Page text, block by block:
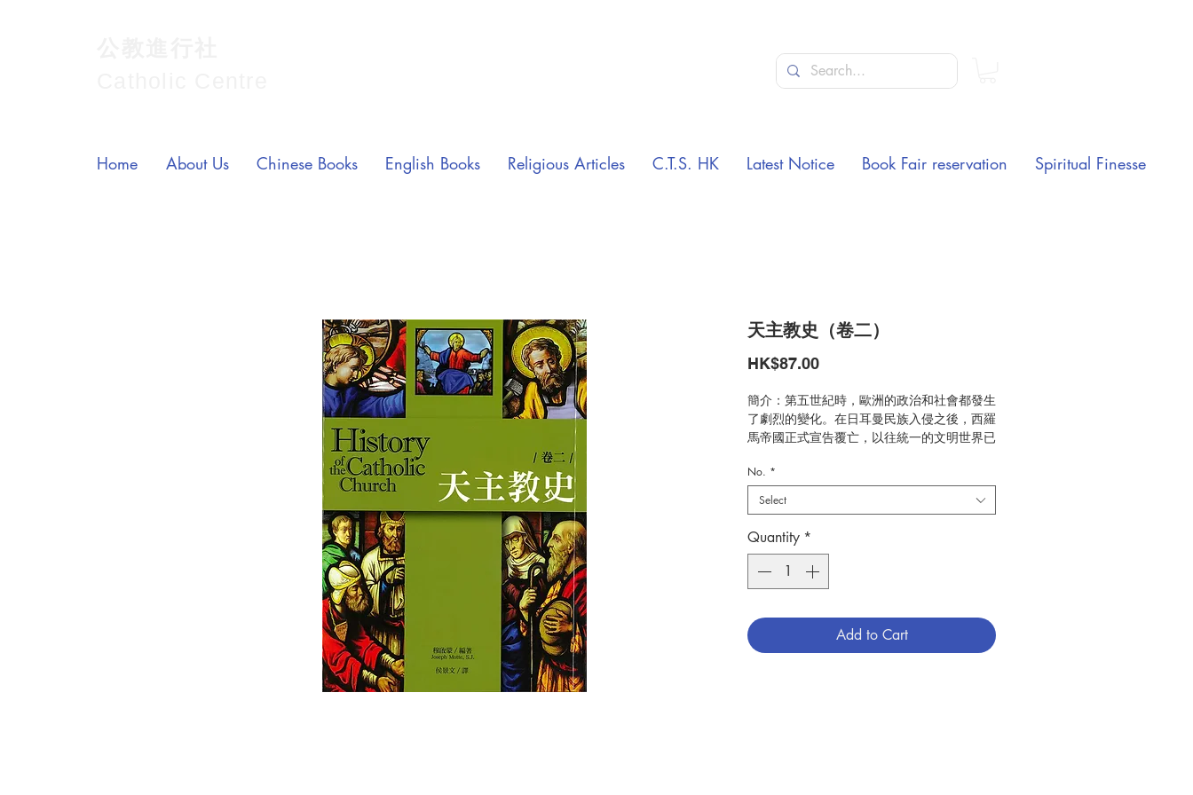
天主教史（卷二）
HK$87.00Price
簡介：第五世紀時，歐洲的政治和社會都發生
了劇烈的變化。在日耳曼民族入侵之後，西羅
馬帝國正式宣告覆亡，以往統一的文明世界已
量。教會精神滲透了人民的私人生活和公共領
域，成為歐洲一致的精神；尤其在文化領域
內，教會成了無與倫比的領導者，直到歐洲各
國朝民族國家的形態成長，才逐漸脫離了教會
的扶持和監護。這種進展直到十五世紀末才完
成，並成為近代發展的曙光。
出版：光啟文化事業
分類：歷史
No. *
Select
Quantity *
Add to Cart
Home About Us Chinese Books English Books Religious Articles C.T.S. HK Latest Notice Book Fair reservation Spiritual Finesse